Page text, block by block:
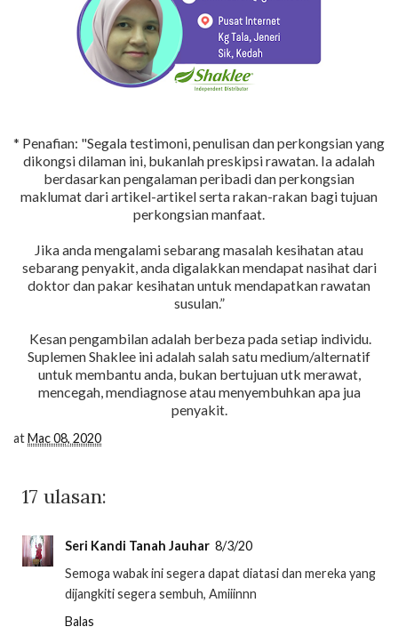
* Penafian: "Segala testimoni, penulisan dan perkongsian yang
dikongsi dilaman ini, bukanlah preskipsi rawatan. Ia adalah
berdasarkan pengalaman peribadi dan perkongsian
maklumat dari artikel-artikel serta rakan-rakan bagi tujuan
perkongsian manfaat.
Jika anda mengalami sebarang masalah kesihatan atau
sebarang penyakit, anda digalakkan mendapat nasihat dari
doktor dan pakar kesihatan untuk mendapatkan rawatan
susulan.”
Kesan pengambilan adalah berbeza pada setiap individu.
Suplemen Shaklee ini adalah salah satu medium/alternatif
untuk membantu anda, bukan bertujuan utk merawat,
mencegah, mendiagnose atau menyembuhkan apa jua
penyakit.
atMac 08, 2020
17 ulasan:
Seri Kandi Tanah Jauhar 8/3/20
Semoga wabak ini segera dapat diatasi dan mereka yang
dijangkiti segera sembuh, Amiiinnn
Balas